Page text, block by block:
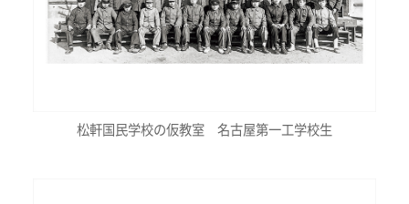
松軒国民学校の仮教室 名古屋第一工学校生